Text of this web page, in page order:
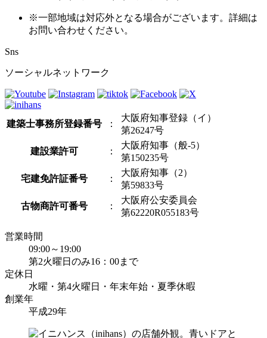
※一部地域は対応外となる場合がございます。詳細は
お問い合わせください。
Sns
ソーシャルネットワーク
建築士事務所登録番号 ：
大阪府知事登録（イ）
第26247号
建設業許可 ：
大阪府知事（般-5）
第150235号
宅建免許証番号 ：
大阪府知事（2）
第59833号
古物商許可番号 ：
大阪府公安委員会
第62220R055183号
営業時間
09:00～19:00
第2火曜日のみ16：00まで
定休日
水曜・第4火曜日・年末年始・夏季休暇
創業年
平成29年